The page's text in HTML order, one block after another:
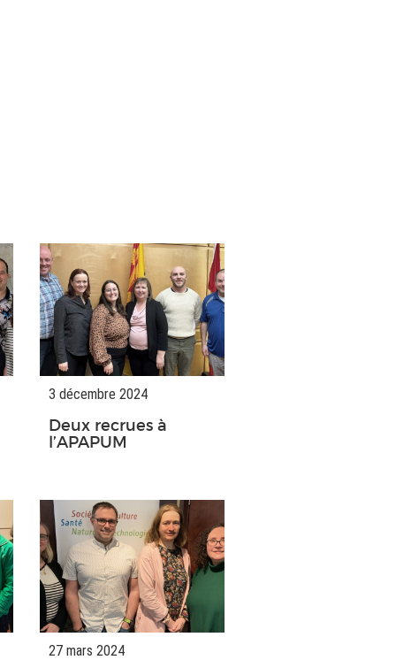
3 décembre 2024
Deux recrues à
l’APAPUM
27 mars 2024